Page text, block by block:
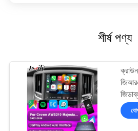
শীর্ষ পণ্য